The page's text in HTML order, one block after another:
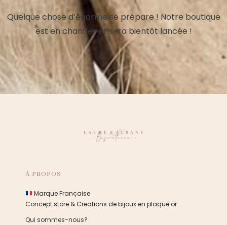
Quelque chose d’énorme se prépare ! Notre boutique
est en chantier et sera bientôt lancée !
À PROPOS
Marque Française
Concept store & Creations de bijoux en plaqué or.
Qui sommes-nous?